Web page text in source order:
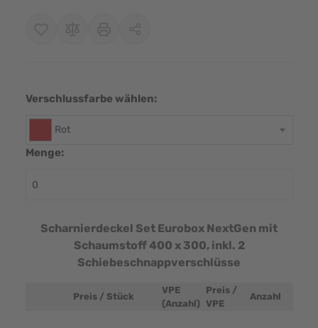
Verschlussfarbe wählen:
Rot
Menge:
Scharnierdeckel Set Eurobox NextGen mit
Schaumstoff 400 x 300, inkl. 2
Schiebeschnappverschlüsse
Produktbild
Preis / Stück
VPE
(Anzahl)
Preis /
VPE
Anzahl